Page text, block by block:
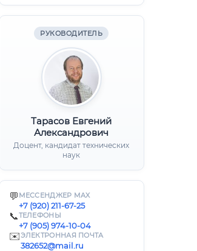
РУКОВОДИТЕЛЬ
Тарасов Евгений
Александрович
Доцент, кандидат технических
наук
💬 МЕССЕНДЖЕР MAX
+7 (920) 211-67-25
📞ТЕЛЕФОНЫ
+7 (905) 974-10-04
✉️ЭЛЕКТРОННАЯ ПОЧТА
382652@mail.ru